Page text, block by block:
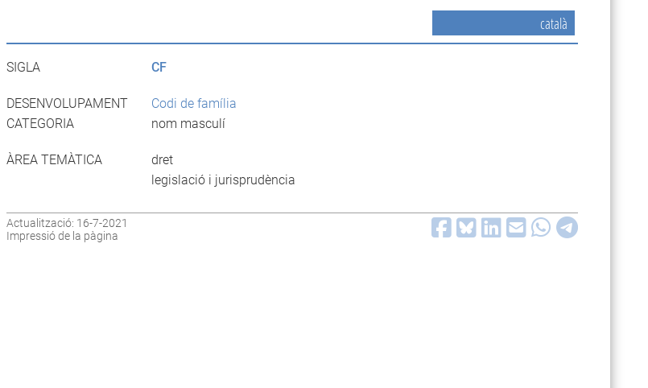
català
SIGLA CF
DESENVOLUPAMENT
Codi de família
CATEGORIA
nom masculí
ÀREA TEMÀTICA
dret
legislació i jurisprudència
Actualització: 16-7-2021
Impressió de la pàgina